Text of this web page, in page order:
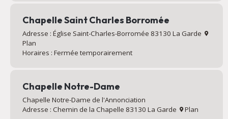
Chapelle Saint Charles Borromée
Adresse : Église Saint-Charles-Borromée 83130 La Garde
Plan
Horaires : Fermée temporairement
Chapelle Notre-Dame
Chapelle Notre-Dame de l'Annonciation
Adresse : Chemin de la Chapelle 83130 La Garde
Plan